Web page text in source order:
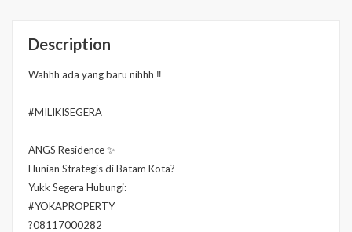
Description
Wahhh ada yang baru nihhh ‼️
#MILIKISEGERA
ANGS Residence ✨
Hunian Strategis di Batam Kota?
Yukk Segera Hubungi:
#YOKAPROPERTY
?08117000282